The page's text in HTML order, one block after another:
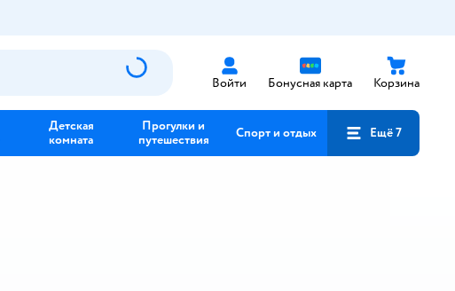
Войти Бонусная карта Корзина
Детская
комната
Прогулки и
путешествия
Спорт и отдых Ещё 7